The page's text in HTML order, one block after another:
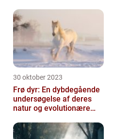
30 oktober 2023
Frø dyr: En dybdegående
undersøgelse af deres
natur og evolutionære